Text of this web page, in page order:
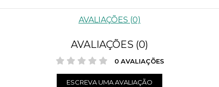
AVALIAÇÕES (0)
AVALIAÇÕES (0)
0 AVALIAÇÕES
ESCREVA UMA AVALIAÇÃO